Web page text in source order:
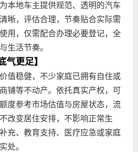
本地车主提供规范、透明的汽车
晰，评估合理，节奏贴合实际需
用，仅需配合办理必要登记，全
生活节奏。
气更足】
值稳健，不少家庭已拥有自住或
铺等不动产。依托真实产权，可
度参考市场估值与房屋状态，流
改变居住安排，不影响正常生
充、教育支持、医疗应急或家庭
处。